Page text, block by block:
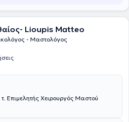
Lioupis Matteo
- Μαστολόγος
τ. Επιμελητής Χειρουργός Μαστού